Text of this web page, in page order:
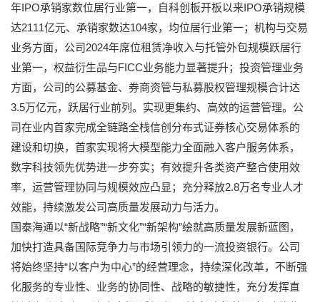
年IPO承销家数位居行业第一，自科创板开板以来IPO承销规模
达2111亿元、承销家数达104家，均位居行业第一；机构与交易
业务方面，公司2024年席位租赁净收入与托管外包规模跃居行
业第一，权益衍生品与FICC业务能力显著提升；投资管理业务
方面，公司的公募基金、券商资管与私募股权管理规模合计达
3.5万亿元，跃居行业前列。实现更集约、高效的运营管理。公
司在业内首家完成全链路全栈信创分布式证券核心交易体系的
建设和切换，首家实现将大模型能力全面融入客户服务体系，
数字科技领先优势进一步夯实；有效提升各类资产整合使用效
率，运营管理协同与规模效应凸显；充分释放2.8万名专业人才
效能，持续激发公司高质量发展动力与活力。
国泰海通以“新战略”“新文化”“新架构”绘就高质量发展新蓝图，
加快打造具备国际竞争力与市场引领力的一流投资银行。公司
将始终坚持“以客户为中心”的经营理念，持续深化改革，不断强
化服务的专业性、业务的协同性、战略的敏捷性，充分发挥直